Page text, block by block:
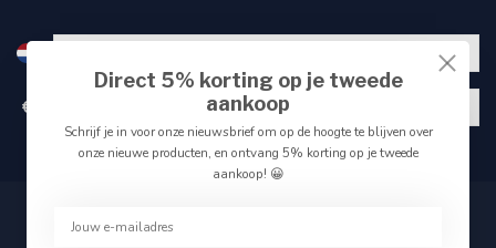
€
Direct 5% korting op je tweede
aankoop
Schrijf je in voor onze nieuwsbrief om op de hoogte te blijven over
onze nieuwe producten, en ontvang 5% korting op je tweede
aankoop! 😀